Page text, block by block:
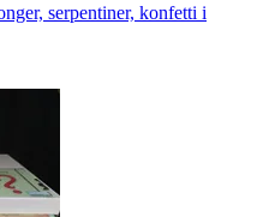
serpentiner, konfetti i